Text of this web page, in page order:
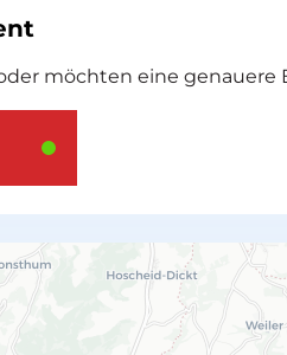
möchten eine